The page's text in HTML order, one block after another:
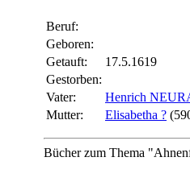
Beruf:
Geboren:
Getauft:
17.5.1619
Gestorben:
Vater:
Henrich
Mutter:
Elisabetha ?
Bücher zum Thema